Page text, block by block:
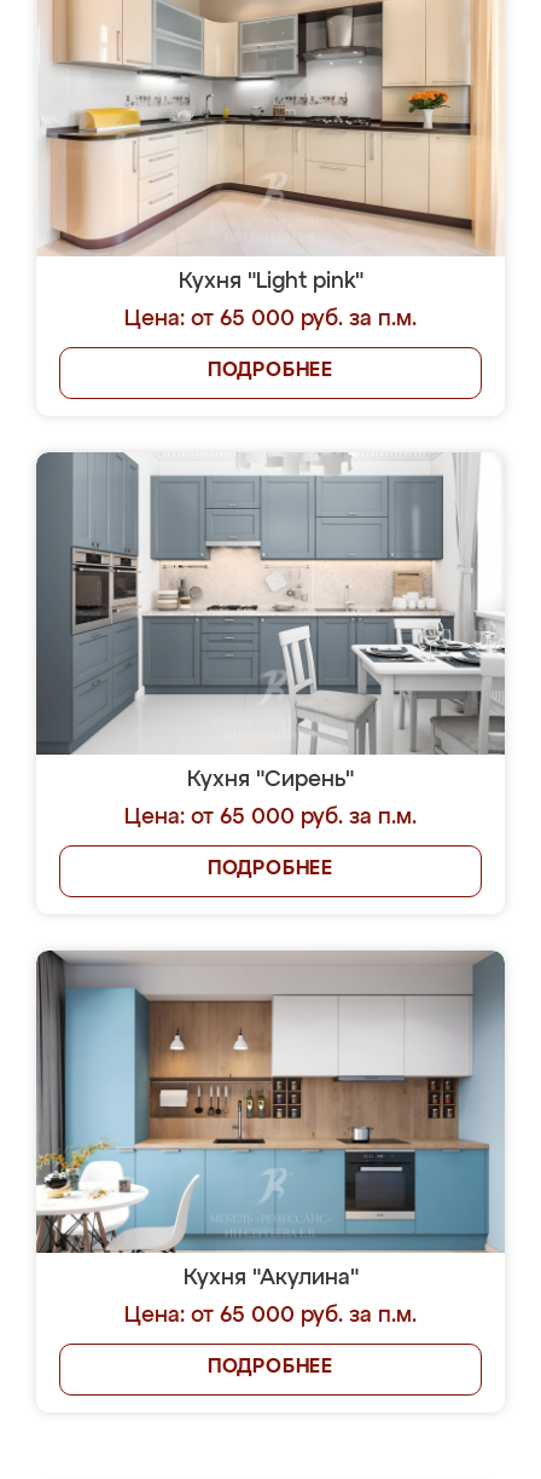
Кухня "Light pink"
Цена: от 65 000 руб. за п.м.
ПОДРОБНЕЕ
Кухня "Сирень"
Цена: от 65 000 руб. за п.м.
ПОДРОБНЕЕ
Кухня "Акулина"
Цена: от 65 000 руб. за п.м.
ПОДРОБНЕЕ